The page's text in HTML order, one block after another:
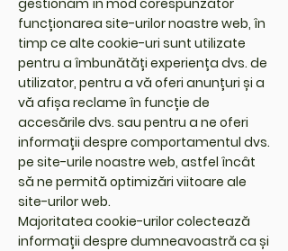
gestionăm în mod corespunzător
funcționarea site-urilor noastre web, în
timp ce alte cookie-uri sunt utilizate
pentru a îmbunătăți experiența dvs. de
utilizator, pentru a vă oferi anunțuri și a
vă afișa reclame în funcție de
accesările dvs. sau pentru a ne oferi
informații despre comportamentul dvs.
pe site-urile noastre web, astfel încât
să ne permită optimizări viitoare ale
site-urilor web.
Majoritatea cookie-urilor colectează
informații despre dumneavoastră ca și